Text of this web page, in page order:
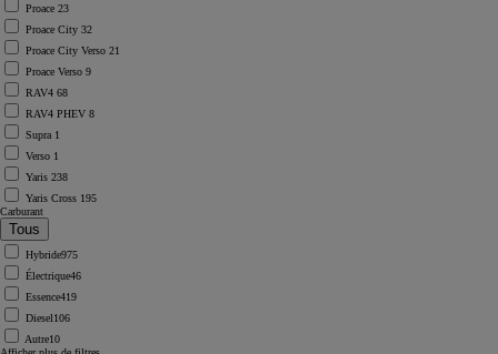
Proace 23
Proace City 32
Proace City Verso 21
Proace Verso 9
RAV4 68
RAV4 PHEV 8
Supra 1
Verso 1
Yaris 238
Yaris Cross 195
Carburant
Hybride975
Électrique46
Essence419
Diesel106
Autre10